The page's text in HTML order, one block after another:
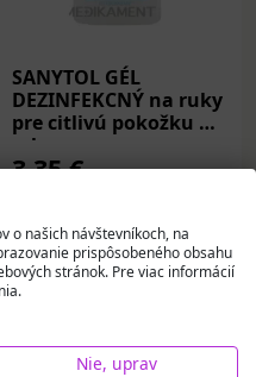
SANYTOL GÉL
DEZINFEKCNÝ na ruky
pre citlivú pokožku 75
ml
3,35 €
Do košíka
o našich návštevníkoch, na
prispôsobeného obsahu
stránok. Pre viac informácií
Nie, uprav